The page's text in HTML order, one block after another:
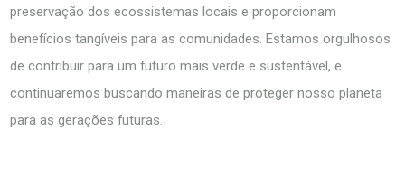
preservação dos ecossistemas locais e proporcionam
benefícios tangíveis para as comunidades. Estamos orgulhosos
de contribuir para um futuro mais verde e sustentável, e
continuaremos buscando maneiras de proteger nosso planeta
para as gerações futuras.